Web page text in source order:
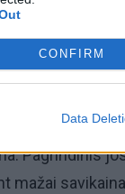
CONFIRM
Data
pirmasis
sąnaudos
tūkstančių per
Pagrindinis
mažai